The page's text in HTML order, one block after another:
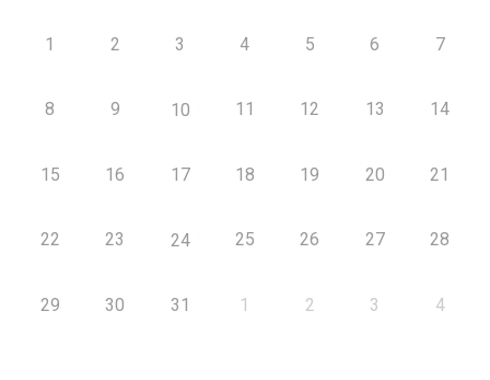
1 2 3 4 5 6 7
8 9 10 11 12 13 14
15 16 17 18 19 20 21
22 23 24 25 26 27 28
29 30 31 1 2 3 4